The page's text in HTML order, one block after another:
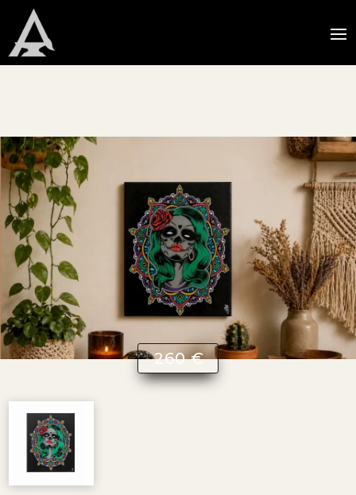
260 €